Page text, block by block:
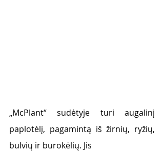
„McPlant“ sudėtyje turi augalinį
paplotėlį, pagamintą iš žirnių, ryžių,
bulvių ir burokėlių. Jis